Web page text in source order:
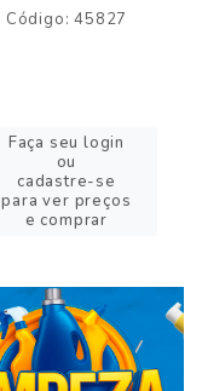
Código: 45827
Faça seu login
ou
cadastre-se
para ver preços
e comprar